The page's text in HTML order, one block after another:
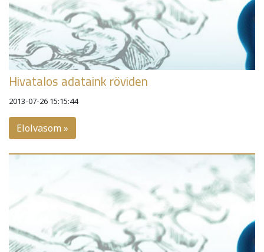
Hivatalos adataink röviden
2013-07-26 15:15:44
Elolvasom »